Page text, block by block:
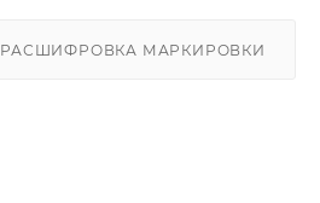
РАСШИФРОВКА МАРКИРОВКИ